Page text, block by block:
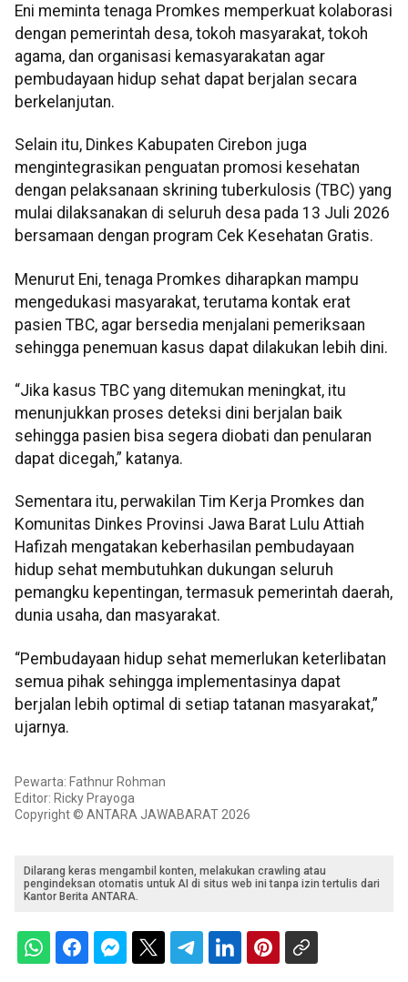
Eni meminta tenaga Promkes memperkuat kolaborasi
dengan pemerintah desa, tokoh masyarakat, tokoh
agama, dan organisasi kemasyarakatan agar
pembudayaan hidup sehat dapat berjalan secara
berkelanjutan.
Selain itu, Dinkes Kabupaten Cirebon juga
mengintegrasikan penguatan promosi kesehatan
dengan pelaksanaan skrining tuberkulosis (TBC) yang
mulai dilaksanakan di seluruh desa pada 13 Juli 2026
bersamaan dengan program Cek Kesehatan Gratis.
Menurut Eni, tenaga Promkes diharapkan mampu
mengedukasi masyarakat, terutama kontak erat
pasien TBC, agar bersedia menjalani pemeriksaan
sehingga penemuan kasus dapat dilakukan lebih dini.
“Jika kasus TBC yang ditemukan meningkat, itu
menunjukkan proses deteksi dini berjalan baik
sehingga pasien bisa segera diobati dan penularan
dapat dicegah,” katanya.
Sementara itu, perwakilan Tim Kerja Promkes dan
Komunitas Dinkes Provinsi Jawa Barat Lulu Attiah
Hafizah mengatakan keberhasilan pembudayaan
hidup sehat membutuhkan dukungan seluruh
pemangku kepentingan, termasuk pemerintah daerah,
dunia usaha, dan masyarakat.
“Pembudayaan hidup sehat memerlukan keterlibatan
semua pihak sehingga implementasinya dapat
berjalan lebih optimal di setiap tatanan masyarakat,”
ujarnya.
Pewarta: Fathnur Rohman
Editor: Ricky Prayoga
Copyright © ANTARA JAWABARAT 2026
Dilarang keras mengambil konten, melakukan crawling atau
pengindeksan otomatis untuk AI di situs web ini tanpa izin tertulis dari
Kantor Berita ANTARA.